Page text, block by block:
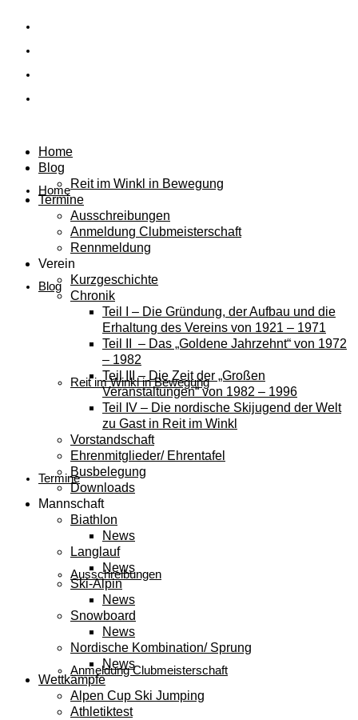
Home
Blog
Reit im Winkl in Bewegung
Termine
Ausschreibungen
Anmeldung Clubmeisterschaft
Home
Blog
Reit im Winkl in Bewegung
Termine
Ausschreibungen
Anmeldung Clubmeisterschaft
Rennmeldung
Verein
Kurzgeschichte
Chronik
Teil I – Die Gründung, der Aufbau und die
Erhaltung des Vereins von 1921 – 1971
Teil II – Das „Goldene Jahrzehnt“ von 1972
– 1982
Teil III – Die Zeit der „Großen
Veranstaltungen“ von 1982 – 1996
Teil IV – Die nordische Skijugend der Welt
zu Gast in Reit im Winkl
Vorstandschaft
Ehrenmitglieder/ Ehrentafel
Busbelegung
Downloads
Mannschaft
Biathlon
News
Langlauf
News
Ski-Alpin
News
Snowboard
News
Nordische Kombination/ Sprung
News
Wettkämpfe
Alpen Cup Ski Jumping
Athletiktest